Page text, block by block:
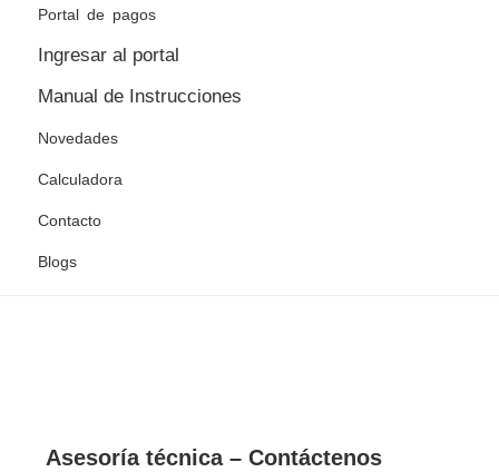
Portal de pagos
Ingresar al portal
Manual de Instrucciones
Novedades
Calculadora
Contacto
Blogs
Asesoría técnica – Contáctenos